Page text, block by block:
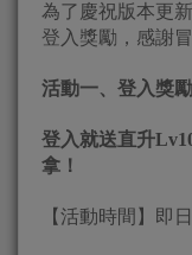
為了慶祝版本更
登入獎勵，感謝
活動一、登入獎勵
登入就送直升
拿！
【活動時間】即